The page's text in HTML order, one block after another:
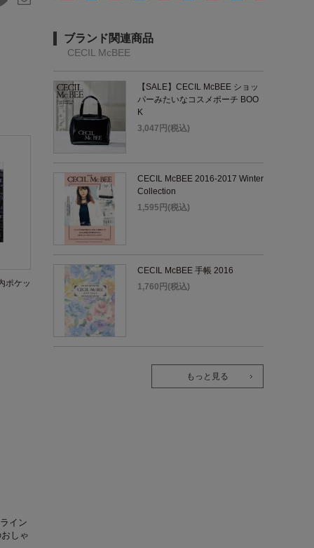
ポケッ
イン
しゃ
ブランド関連商品
CECIL McBEE
【SALE】CECIL McBEE ショッ
パーみたいなコスメポーチ BOO
K
3,047円(税込)
CECIL McBEE 2016-2017 Winter
Collection
1,595円(税込)
CECIL McBEE 手帳 2016
1,760円(税込)
もっと見る